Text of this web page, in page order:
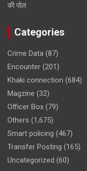
की पोल
Categories
Crime Data (87)
Encounter (201)
Khaki connection (684)
Magzine (32)
Officer Box (79)
Others (1,675)
Smart policing (467)
Transfer Posting (165)
Uncategorized (60)